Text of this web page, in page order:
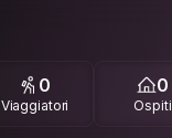
0
Viaggiatori
0
Ospiti